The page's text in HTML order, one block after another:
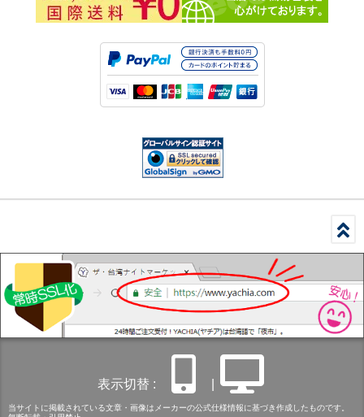
表示切替 :
当サイトに掲載されている文章・画像はメーカーの公式仕様情報に基づき作成したものです。